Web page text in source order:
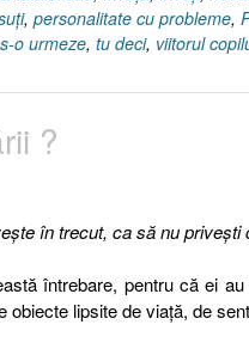
, personalitate cu probleme,
o urmeze, tu deci, viitorul
?
în trecut, ca să nu priveşti
întrebare, pentru că ei
lipsite de viaţă, de